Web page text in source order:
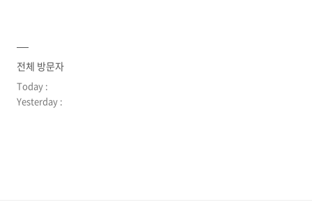
전체 방문자
Today :
Yesterday :